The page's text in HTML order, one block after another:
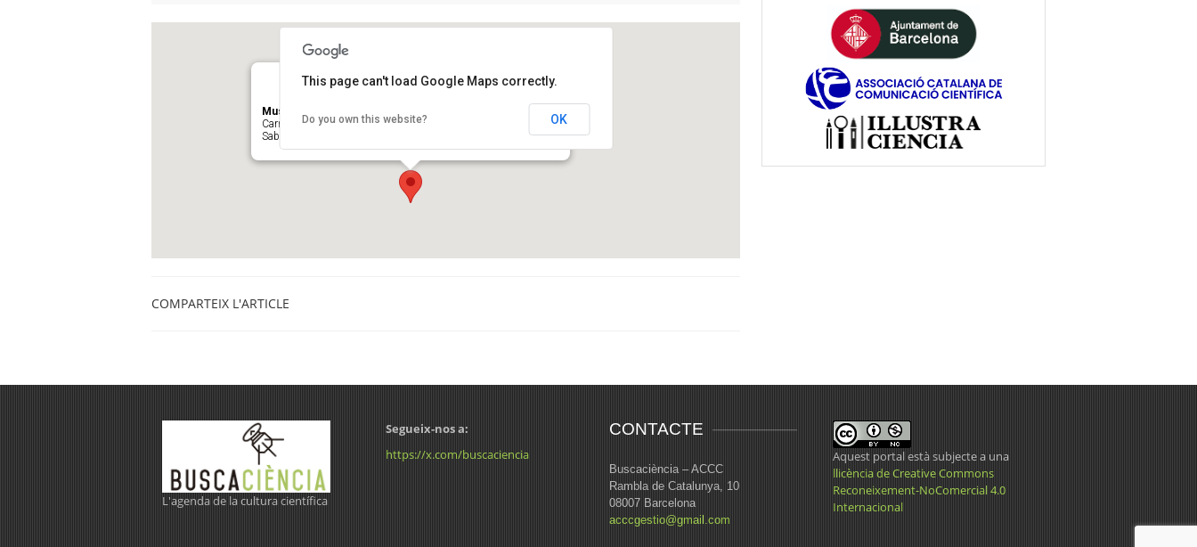
Museu de l’Institut Català de Paleontologia Miquel Crusafont
Carrer de l'Escola Industrial, 23
Sabadell
This page can't load Google Maps correctly.
Do you own this website? OK
COMPARTEIX L'ARTICLE
L'agenda de la cultura científica
Segueix-nos a:
https://x.com/buscaciencia
CONTACTE
Buscaciència – ACCC
Rambla de Catalunya, 10
08007 Barcelona
acccgestio@gmail.com
Aquest portal està subjecte a una
llicència de Creative Commons
Reconeixement-NoComercial 4.0
Internacional